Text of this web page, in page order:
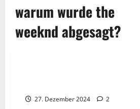
warum wurde the
weeknd abgesagt?
27. Dezember 2024 2